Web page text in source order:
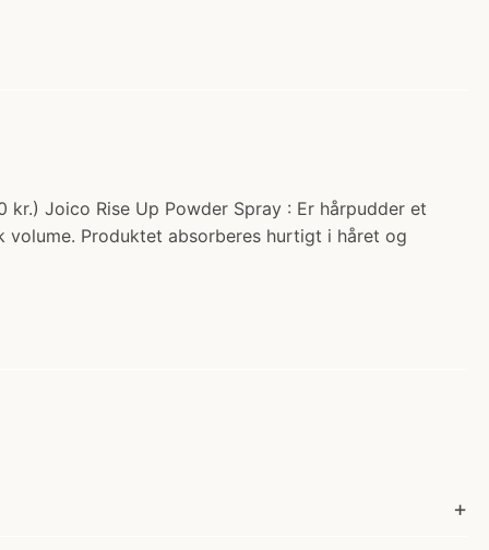
Joico Rise Up Powder Spray : Er hårpudder et
Produktet absorberes hurtigt i håret og